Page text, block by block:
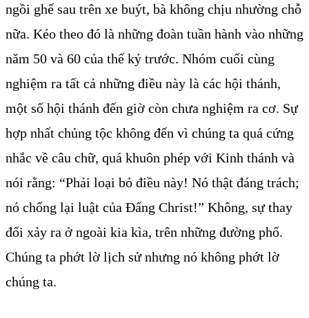
ngồi ghế sau trên xe buýt, bà không chịu nhường chỗ
nữa. Kéo theo đó là những đoàn tuần hành vào những
năm 50 và 60 của thế kỷ trước. Nhóm cuối cùng
nghiệm ra tất cả những điều này là các hội thánh,
một số hội thánh đến giờ còn chưa nghiệm ra cơ. Sự
hợp nhất chủng tộc không đến vì chúng ta quá cứng
nhắc về câu chữ, quá khuôn phép với Kinh thánh và
nói rằng: “Phải loại bỏ điều này! Nó thật đáng trách;
nó chống lại luật của Đấng Christ!” Không, sự thay
đổi xảy ra ở ngoài kia kìa, trên những đường phố.
Chúng ta phớt lờ lịch sử nhưng nó không phớt lờ
chúng ta.